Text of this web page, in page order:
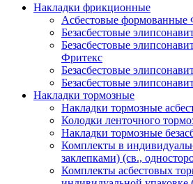
Накладки фрикционные
Асбестовые формованные
Безасбестовые
Безасбестовые
Фритекс
Безасбестовые
Безасбестовые
Накладки тормозные
Накладки тормозные
Колодки ленточного
Накладки тормозные
Комплекты в
заклепками) (св.,
Комплекты асбестовых